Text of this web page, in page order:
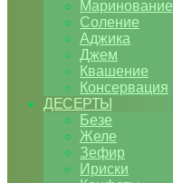
Маринование
Соление
Аджика
Джем
Квашение
Консервация
ДЕСЕРТЫ
Безе
Желе
Зефир
Ириски